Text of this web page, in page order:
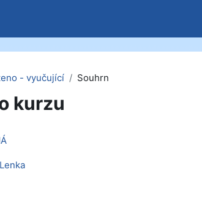
- vyučující Souhrn
kurzu